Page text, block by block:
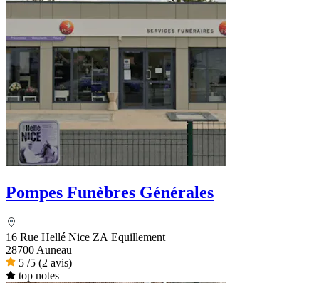
Pompes Funèbres Générales
16 Rue Hellé Nice ZA Equillement
28700 Auneau
5 /5 (2 avis)
top notes